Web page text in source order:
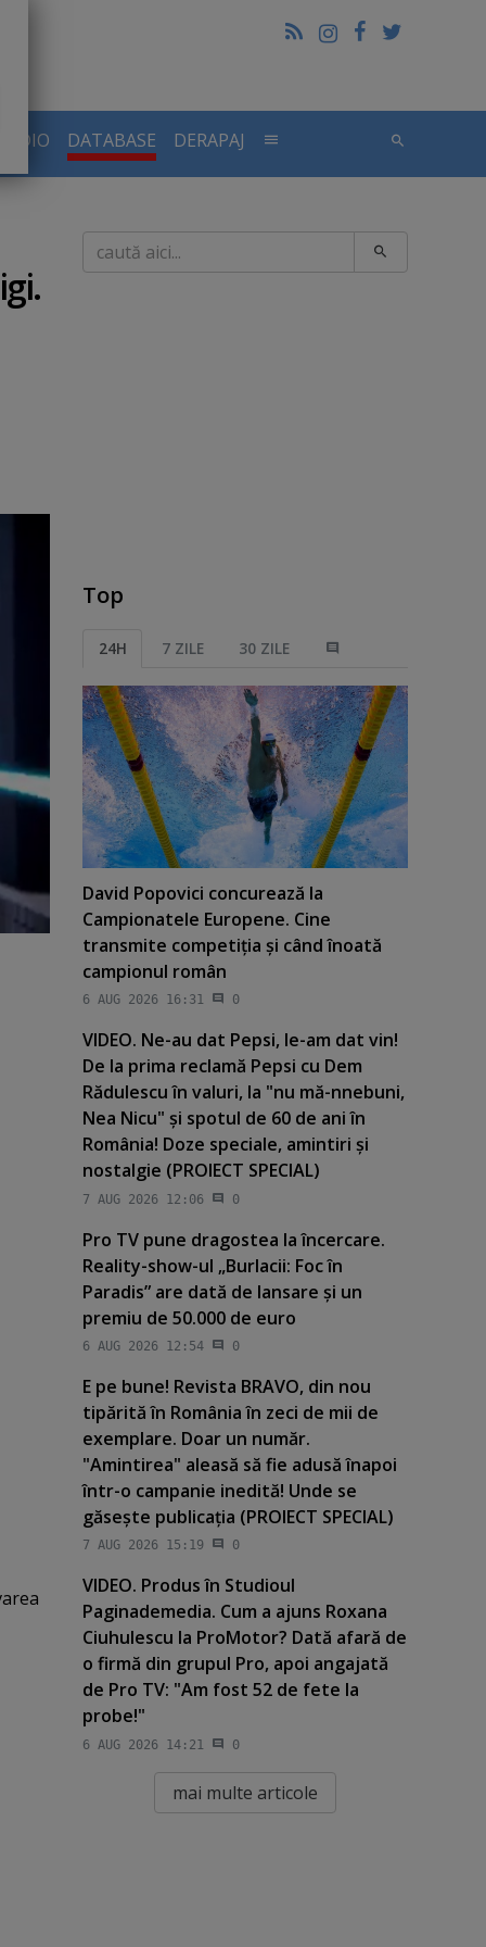
DATABASE DERAPAJ
Caută
Top
24H 7 ZILE 30 ZILE
David Popovici concurează la
Campionatele Europene. Cine
transmite competiţia şi când înoată
campionul român
6 AUG 2026 16:31 0
VIDEO. Ne-au dat Pepsi, le-am dat vin!
De la prima reclamă Pepsi cu Dem
Rădulescu în valuri, la "nu mă-nnebuni,
Nea Nicu" şi spotul de 60 de ani în
România! Doze speciale, amintiri şi
nostalgie (PROIECT SPECIAL)
7 AUG 2026 12:06 0
Pro TV pune dragostea la încercare.
Reality-show-ul „Burlacii: Foc în
Paradis” are dată de lansare şi un
premiu de 50.000 de euro
6 AUG 2026 12:54 0
E pe bune! Revista BRAVO, din nou
tipărită în România în zeci de mii de
exemplare. Doar un număr.
"Amintirea" aleasă să fie adusă înapoi
într-o campanie inedită! Unde se
găseşte publicaţia (PROIECT SPECIAL)
7 AUG 2026 15:19 0
VIDEO. Produs în Studioul
Paginademedia. Cum a ajuns Roxana
Ciuhulescu la ProMotor? Dată afară de
o firmă din grupul Pro, apoi angajată
de Pro TV: "Am fost 52 de fete la
probe!"
6 AUG 2026 14:21 0
mai multe articole